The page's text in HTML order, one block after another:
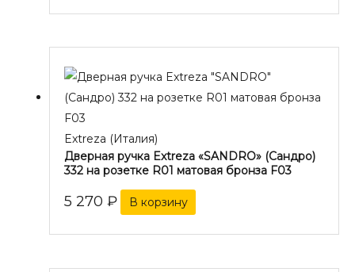
Extreza (Италия)
Дверная ручка Extreza «SANDRO» (Сандро)
332 на розетке R01 матовая бронза F03
5 270 ₽ В корзину